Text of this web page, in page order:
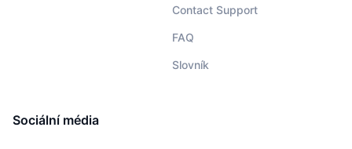
Contact Support
FAQ
Slovník
Sociální média